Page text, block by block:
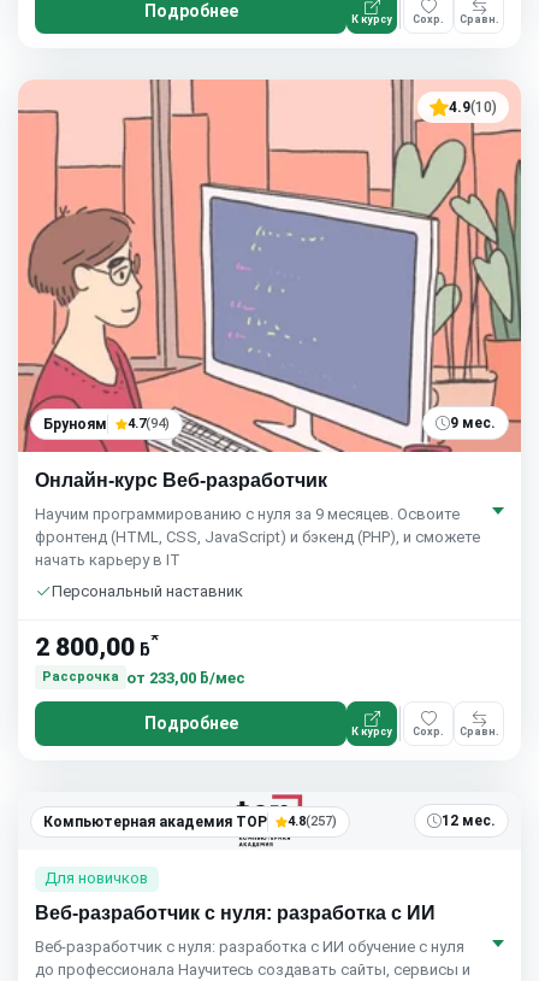
Подробнее К курсу Сохр. Сравн.
4.9(10)
Бруноям 4.7(94) 9 мес.
Онлайн-курс Веб-разработчик
Научим программированию с нуля за 9 месяцев. Освоите
фронтенд (HTML, CSS, JavaScript) и бэкенд (PHP), и сможете
начать карьеру в IT
Персональный наставник
2 800,00 ƃ*
Рассрочка от 233,00 ƃ/мес
Подробнее К курсу Сохр. Сравн.
5.0(7)
Компьютерная академия TOP 4.8(257) 12 мес.
Для новичков
Веб-разработчик с нуля: разработка с ИИ
Веб-разработчик с нуля: разработка с ИИ обучение с нуля
до профессионала Научитесь создавать сайты, сервисы и